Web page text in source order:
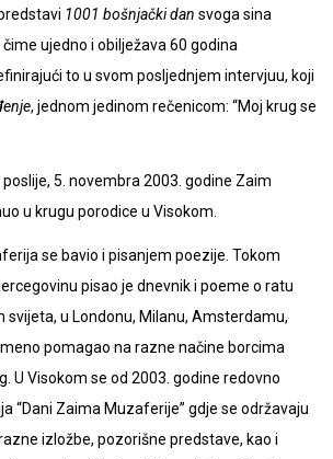
1001 bošnjački dan svoga sina
ujedno i obilježava 60 godina
to u svom posljednjem intervjuu, koji
, jednom jedinom rečenicom: “Moj krug se
5. novembra 2003. godine Zaim
u krugu porodice u Visokom.
se bavio i pisanjem poezije. Tokom
pisao je dnevnik i poeme o ratu
svijeta, u Londonu, Milanu, Amsterdamu,
pomagao na razne načine borcima
U Visokom se od 2003. godine redovno
“Dani Zaima Muzaferije” gdje se održavaju
izložbe, pozorišne predstave, kao i